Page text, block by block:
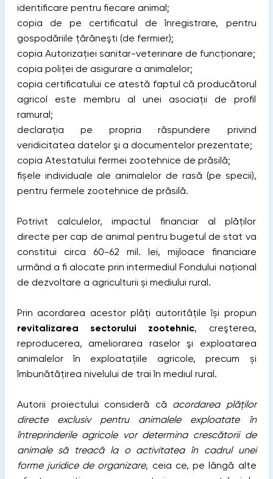
identificare pentru fiecare animal;
copia de pe certificatul de înregistrare, pentru
gospodăriile ţărăneşti (de fermier);
copia Autorizației sanitar-veterinare de funcționare;
copia poliței de asigurare a animalelor;
copia certificatului ce atestă faptul că producătorul
agricol este membru al unei asociaţii de profil
ramural;
declaraţia pe propria răspundere privind
veridicitatea datelor şi a documentelor prezentate;
copia Atestatului fermei zootehnice de prăsilă;
fișele individuale ale animalelor de rasă (pe specii),
pentru fermele zootehnice de prăsilă.
Potrivit calculelor, impactul financiar al plăților
directe per cap de animal pentru bugetul de stat va
constitui circa 60-62 mil. lei, mijloace financiare
urmând a fi alocate prin intermediul Fondului național
de dezvoltare a agriculturii și mediului rural.
Prin acordarea acestor plăți autoritățile își propun
revitalizarea sectorului zootehnic, creşterea,
reproducerea, ameliorarea raselor şi exploatarea
animalelor în exploatațiile agricole, precum și
îmbunătățirea nivelului de trai în mediul rural.
Autorii proiectului consideră că acordarea plăților
directe exclusiv pentru animalele exploatate în
întreprinderile agricole vor determina crescătorii de
animale să treacă la o activitatea în cadrul unei
forme juridice de organizare, ceia ce, pe lângă alte